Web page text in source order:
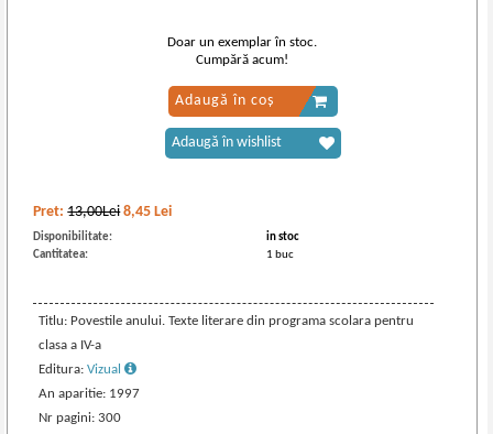
Pret:13,00Lei 8,45 Lei
Disponibilitate:
in stoc
Cantitatea:
1 buc
Titlu: Povestile anului. Texte literare din programa scolara pentru
clasa a IV-a
Editura:Vizual
An aparitie: 1997
Nr pagini: 300
Doar un exemplar în stoc.
Cumpără acum!
Adaugă în coș
Adaugă în wishlist